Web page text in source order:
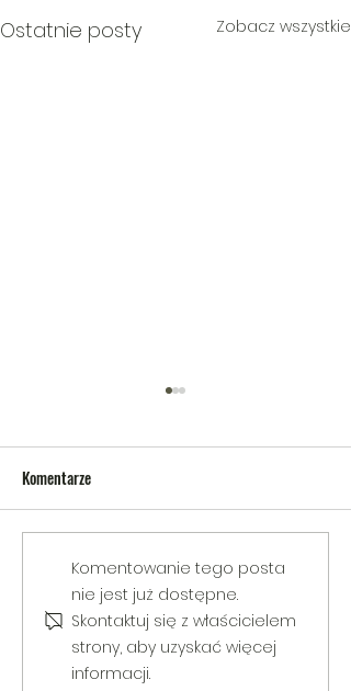
Ostatnie posty Zobacz wszystkie
V Gminny Turniej Szachowy o
Puchar Burmistrza Bełżyc
Komentarze
Komentowanie tego posta
nie jest już dostępne.
Skontaktuj się z właścicielem
strony, aby uzyskać więcej
informacji.